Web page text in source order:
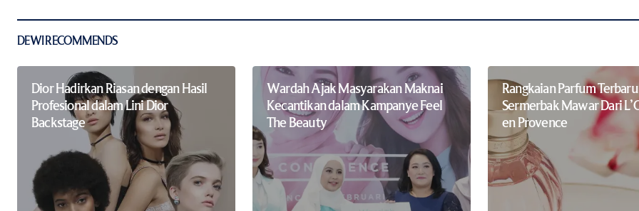
Submit Comment
DEWI RECOMMENDS
Dior Hadirkan Riasan dengan Hasil
Profesional dalam Lini Dior
Backstage
Wardah Ajak Masyarakan Maknai
Kecantikan dalam Kampanye Feel
The Beauty
Rangkaian Parfum
Sermerbak Mawar Dari
en Provence